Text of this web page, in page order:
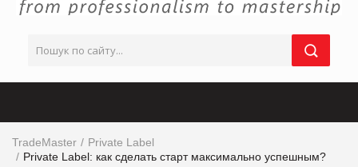
TradeMaster
Private Label
Private Label: как сделать старт максимально успешным?